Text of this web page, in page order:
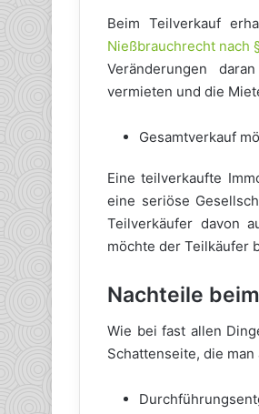
Beim Teilverkauf
Nießbrauchrecht nach
Veränderungen
vermieten und die
Gesamtverkauf
Eine teilverkaufte
eine seriöse
Teilverkäufer davon
möchte der Teilkäufer
Nachteile
Wie bei fast allen
Schattenseite, die